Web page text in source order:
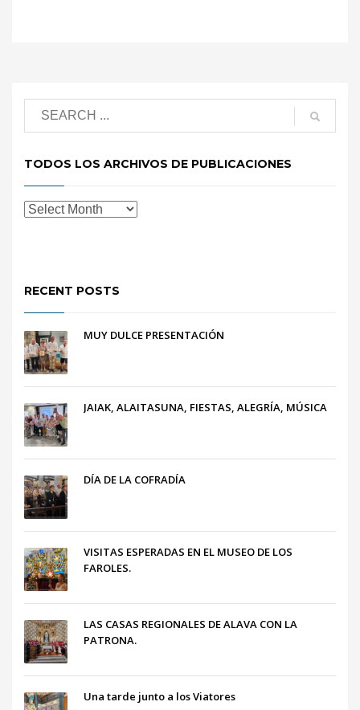
TODOS LOS ARCHIVOS DE PUBLICACIONES
RECENT POSTS
MUY DULCE PRESENTACIÓN
JAIAK, ALAITASUNA, FIESTAS, ALEGRÍA, MÚSICA
DÍA DE LA COFRADÍA
VISITAS ESPERADAS EN EL MUSEO DE LOS
FAROLES.
LAS CASAS REGIONALES DE ALAVA CON LA
PATRONA.
Una tarde junto a los Viatores